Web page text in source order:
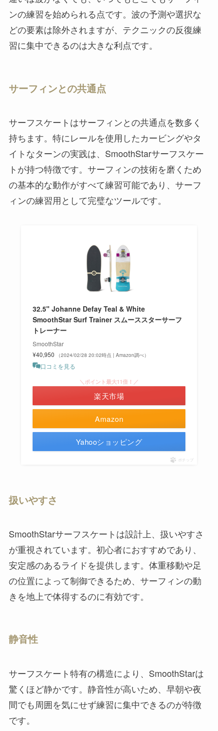
ンの練習を始められる点です。波の予測や選択な
どの要素は除外されますが、テクニックの反復練
習に集中できるのは大きな利点です。
サーフィンとの共通点
サーフスケートはサーフィンとの共通点を数多く
持ちます。特にレールを使用したカービングやタ
イトなターンの実践は、SmoothStarサーフスケー
トが持つ特徴です。サーフィンの技術を磨くため
の基本的な動作がすべて練習可能であり、サーフ
ィンの練習用として完璧なツールです。
32.5" Johanne Defay Teal & White
SmoothStar Surf Trainer スムーススターサーフ
トレーナー
SmoothStar
¥40,950
（2024/02/28 20:02時点 | Amazon調べ）
口コミを見る
Amazon
＼ポイント最大11倍！／
楽天市場
Yahooショッピング
ポチップ
扱いやすさ
SmoothStarサーフスケートは設計上、扱いやすさ
が重視されています。初心者におすすめであり、
安定感のあるライドを提供します。体重移動や足
の位置によって制御できるため、サーフィンの動
きを地上で体得するのに有効です。
静音性
サーフスケート特有の構造により、SmoothStarは
驚くほど静かです。静音性が高いため、早朝や夜
間でも周囲を気にせず練習に集中できるのが特徴
です。